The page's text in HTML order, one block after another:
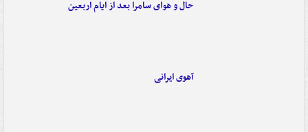
حال و هوای سامرا بعد از ایام اربعین
آهوی ایرانی